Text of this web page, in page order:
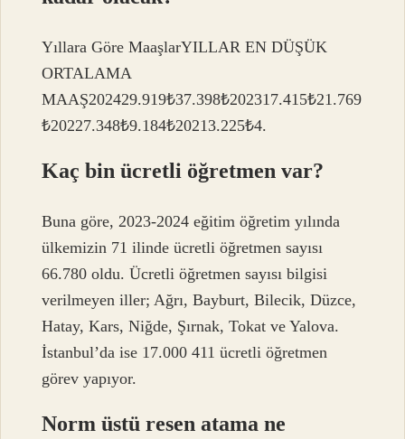
Yıllara Göre MaaşlarYILLAR EN DÜŞÜK
ORTALAMA
MAAŞ202429.919₺37.398₺202317.415₺21.769
₺20227.348₺9.184₺20213.225₺4.
Kaç bin ücretli öğretmen var?
Buna göre, 2023-2024 eğitim öğretim yılında
ülkemizin 71 ilinde ücretli öğretmen sayısı
66.780 oldu. Ücretli öğretmen sayısı bilgisi
verilmeyen iller; Ağrı, Bayburt, Bilecik, Düzce,
Hatay, Kars, Niğde, Şırnak, Tokat ve Yalova.
İstanbul’da ise 17.000 411 ücretli öğretmen
görev yapıyor.
Norm üstü resen atama ne